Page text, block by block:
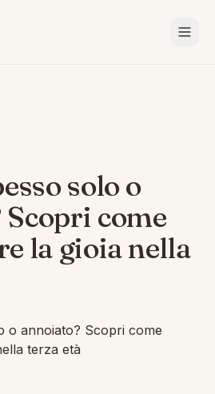
solo o
come
la gioia nella